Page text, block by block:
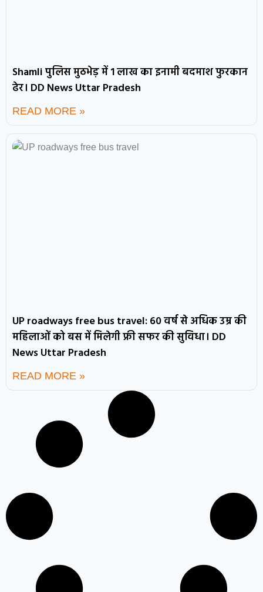
Shamli पुलिस मुठभेड़ में 1 लाख का इनामी बदमाश फुरकान
ढेर। DD News Uttar Pradesh
READ MORE »
UP roadways free bus travel: 60 वर्ष से अधिक उम्र की
महिलाओं को बस में मिलेगी फ्री सफर की सुविधा। DD
News Uttar Pradesh
READ MORE »